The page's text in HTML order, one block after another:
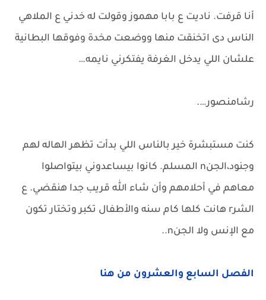
أنا قرفت. ناديت ع بابا مهموز وقولت له خدني ع الملاهي
الناس دى اتخنقت منها ووضعت مخدة وفوقها البطانية
علشان اللي يدخل الغرفة يفتكرني نايمه…
رشامنصور….
كنت مستبشرة خير بالناس اللي بدأت تظهر الهاله لهم
وجنود،الجنn المسلم. كانوا بيساعدوني بيتواصلوا
معاهم في أحلامهم وأن شاء الله قريب جدا هنقضي. ع
الشرr هانت كلها كام سنه والأطفال تكبر وتختار تكون
مع الإنس ولا الجنn..
الفصل السابع والعشرون من هنا